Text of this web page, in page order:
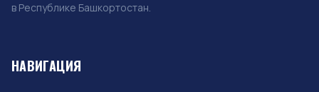
в Республике Башкортостан.
НАВИГАЦИЯ